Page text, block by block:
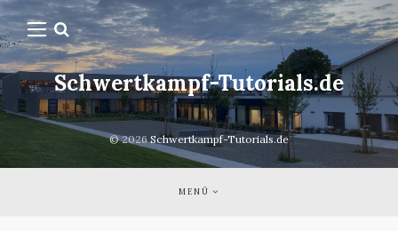
Schwertkampf-Tutorials.de
© 2026Schwertkampf-Tutorials.de
MENÜ